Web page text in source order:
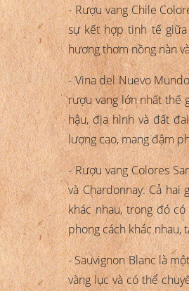
- Rượu vang Chile
sự kết hợp tinh tế giữa
hương thơm nồng nàn
- Vina del Nuevo
rượu vang lớn nhất thế
hậu, địa hình và đất
lượng cao, mang đậm
- Rượu vang Colores
và Chardonnay. Cả
khác nhau, trong đó
phong cách khác nhau,
- Sauvignon Blanc là
vàng lục và có thể